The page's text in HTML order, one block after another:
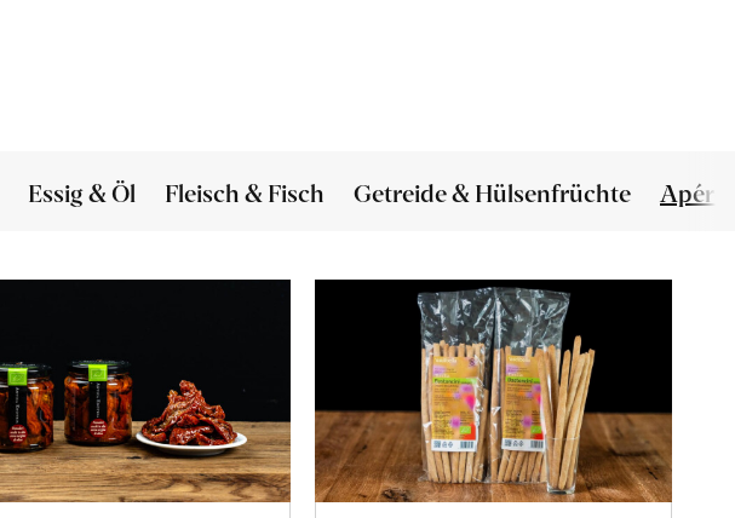
Essig & Öl Fleisch & Fisch Getreide & Hülsenfrüchte Apéro